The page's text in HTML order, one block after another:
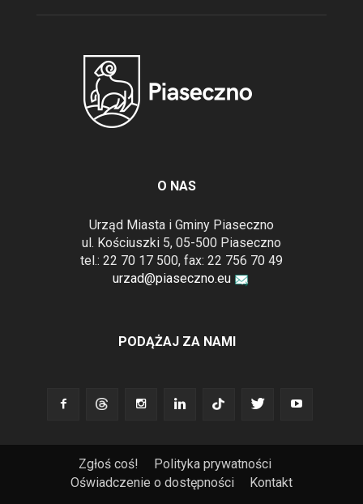
O NAS
Urząd Miasta i Gminy Piaseczno
ul. Kościuszki 5, 05-500 Piaseczno
tel.: 22 70 17 500, fax: 22 756 70 49
urzad@piaseczno.eu
PODĄŻAJ ZA NAMI
Zgłoś coś!
Polityka prywatności
Oświadczenie o dostępności
Kontakt